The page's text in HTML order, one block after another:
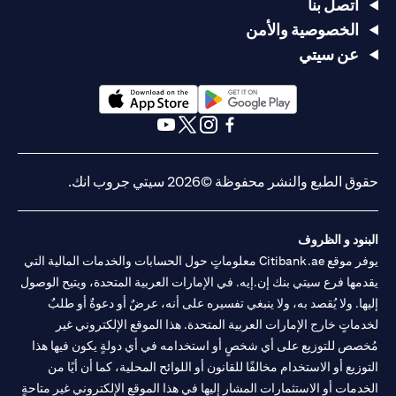
سعر
الدولار
الين
USD/JPY
في
يومًا التالية
التأثير
على
القرض
لا تأثير، لا
القرض
القرض من
الين الياباني
الدولار
105 لتحقيق
الربح، ويتم
إلغاء الأمر
الآخر (أمر
وقف
الخسارة عند
سعر
USD/JPY =
القرض من
الين الياباني
(JPY) إلى
الدولار
100 لوقف
الخسارة،
ويتم إلغاء
الأمر الآخر
(أمر جني
الأرباح عند
سعر
USD/JPY =
يتم تحويل
لأن
الطلب قد
انتهى
اتصل بنا
الخصوصية والأمن
عن سيتي
(opens in a new tab)
حقوق الطبع والنشر محفوظة ©2026 سيتي جروب انك.
البنود و الظروف
يوفر موقع Citibank.ae معلوماتٍ حول الحسابات والخدمات المالية التي
يقدمها فرع سيتي بنك إن.إيه. في الإمارات العربية المتحدة، ويتيح الوصول
إليها. ولا يُقصد به، ولا ينبغي تفسيره على أنه، عرضٌ أو دعوةٌ أو طلبٌ
لخدماتٍ خارج الإمارات العربية المتحدة. هذا الموقع الإلكتروني غير
مُخصص للتوزيع على أي شخصٍ أو استخدامه في أي دولةٍ يكون فيها هذا
التوزيع أو الاستخدام مخالفًا للقانون أو اللوائح المحلية، كما أن أيًا من
الخدمات أو الاستثمارات المشار إليها في هذا الموقع الإلكتروني غير متاحةٍ